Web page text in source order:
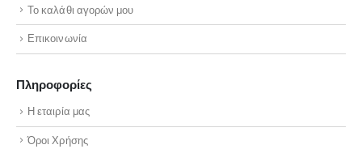
Το καλάθι αγορών μου
Επικοινωνία
Πληροφορίες
Η εταιρία μας
Όροι Χρήσης